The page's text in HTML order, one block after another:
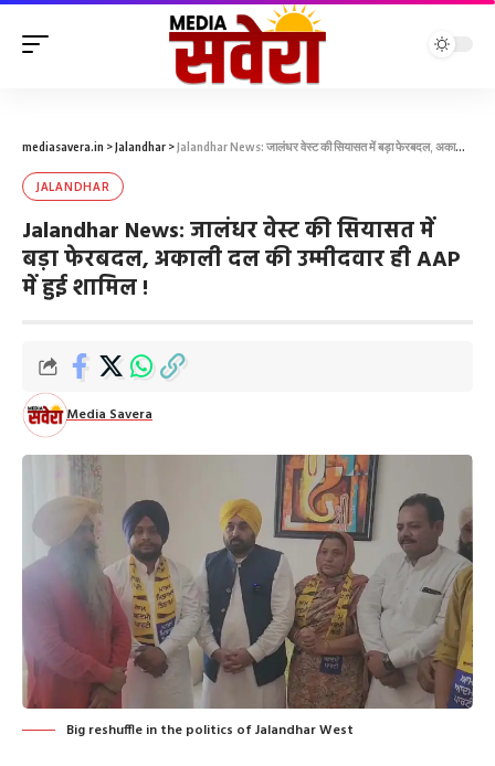
mediasavera.in >Jalandhar >Jalandhar News: जालंधर वेस्ट की सियासत में बड़ा फेरबदल, अकाली दल की उम्मीदवार ही AAP में हुई शामिल !
JALANDHAR
Jalandhar News: जालंधर वेस्ट की सियासत में
बड़ा फेरबदल, अकाली दल की उम्मीदवार ही AAP
में हुई शामिल !
Media Savera
Big reshuffle in the politics of Jalandhar West